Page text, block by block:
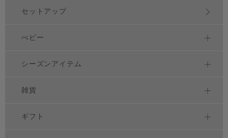
セットアップ
べビー
シーズンアイテム
雑貨
ギフト